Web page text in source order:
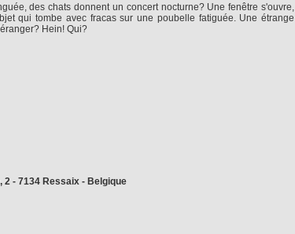
des chats donnent un concert nocturne? Une fenêtre s'ouvre,
qui tombe avec fracas sur une poubelle fatiguée. Une étrange
Hein! Qui?
2 - 7134 Ressaix - Belgique